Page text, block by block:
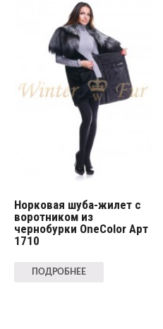
Норковая шуба-жилет с
воротником из
чернобурки OneColor Арт
1710
ПОДРОБНЕЕ